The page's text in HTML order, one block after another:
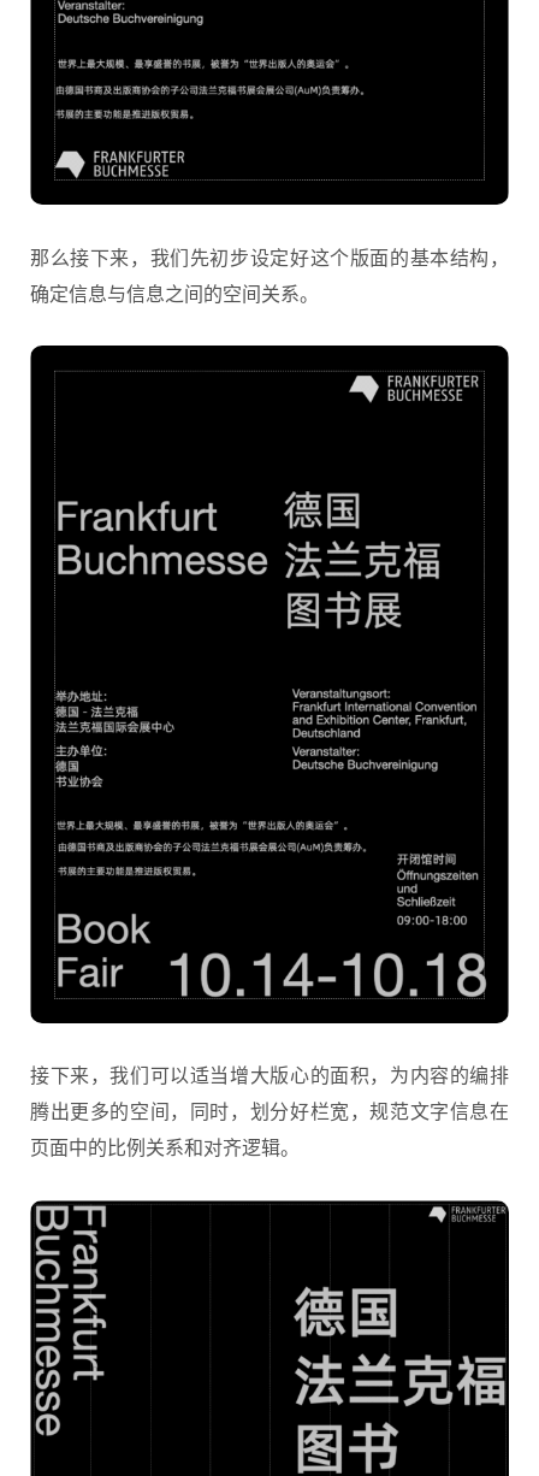
那么接下来，我们先初步设定好这个版面的基本结构，
确定信息与信息之间的空间关系。
接下来，我们可以适当增大版心的面积，为内容的编排
腾出更多的空间，同时，划分好栏宽，规范文字信息在
页面中的比例关系和对齐逻辑。